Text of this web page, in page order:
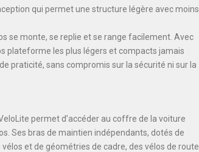
qui permet une structure légère avec moins
se monte, se replie et se range facilement. Avec
plateforme les plus légers et compacts jamais
praticité, sans compromis sur la sécurité ni sur la
permet d’accéder au coffre de la voiture
Ses bras de maintien indépendants, dotés de
et de géométries de cadre, des vélos de route